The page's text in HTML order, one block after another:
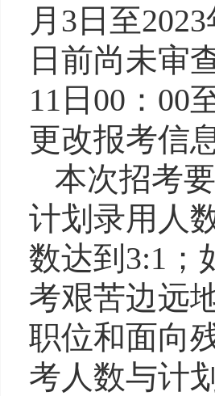
月 3 日至2023
日前尚未审
11 日 00 ： 00
更改报考信
本次招考
计划录用人
数达到 3:1
考艰苦边远
职位和面向
考人数与计